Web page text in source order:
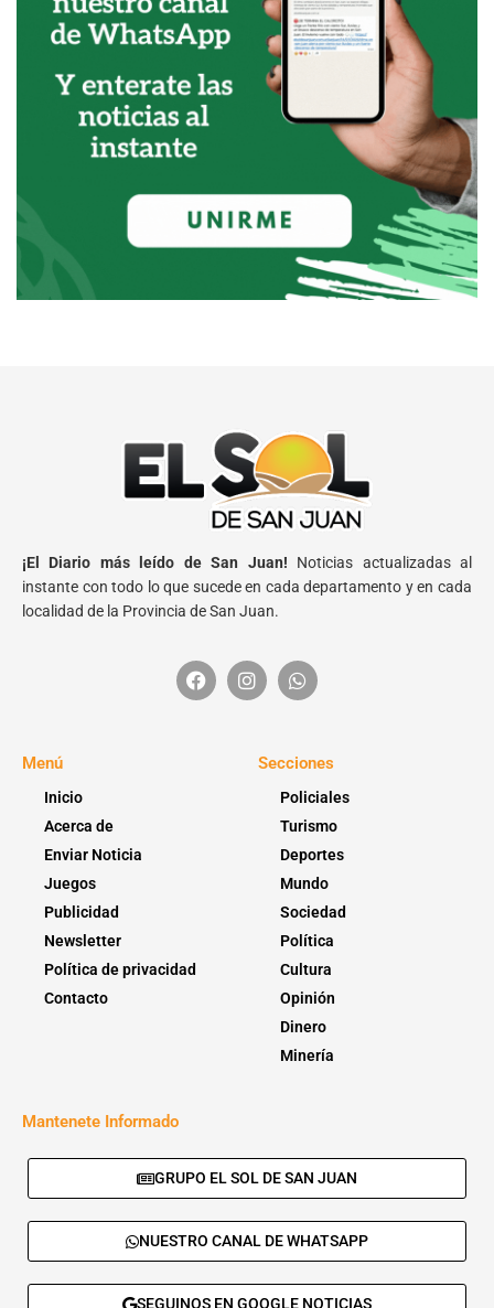
¡El Diario más leído de San Juan! Noticias actualizadas al
instante con todo lo que sucede en cada departamento y en cada
localidad de la Provincia de San Juan.
Menú
Inicio
Acerca de
Enviar Noticia
Juegos
Publicidad
Newsletter
Política de privacidad
Contacto
Secciones
Policiales
Turismo
Deportes
Mundo
Sociedad
Política
Cultura
Opinión
Dinero
Minería
Mantenete Informado
GRUPO EL SOL DE SAN JUAN
NUESTRO CANAL DE WHATSAPP
SEGUINOS EN GOOGLE NOTICIAS